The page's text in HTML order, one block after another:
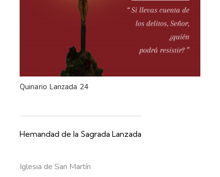
Quinario Lanzada 24
Hemandad de la Sagrada Lanzada
Iglesia de San Martín